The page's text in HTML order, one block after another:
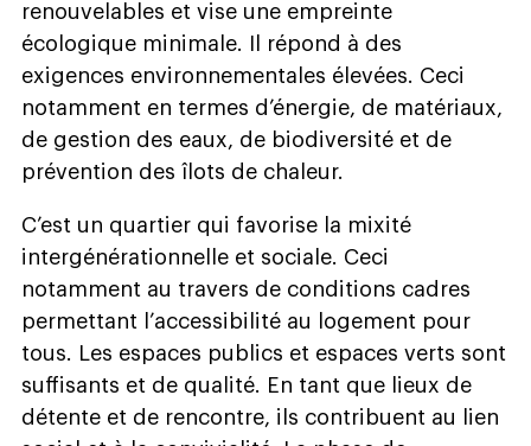
renouvelables et vise une empreinte
écologique minimale. Il répond à des
exigences environnementales élevées. Ceci
notamment en termes d’énergie, de matériaux,
de gestion des eaux, de biodiversité et de
prévention des îlots de chaleur.
C’est un quartier qui favorise la mixité
intergénérationnelle et sociale. Ceci
notamment au travers de conditions cadres
permettant l’accessibilité au logement pour
tous. Les espaces publics et espaces verts sont
suffisants et de qualité. En tant que lieux de
détente et de rencontre, ils contribuent au lien